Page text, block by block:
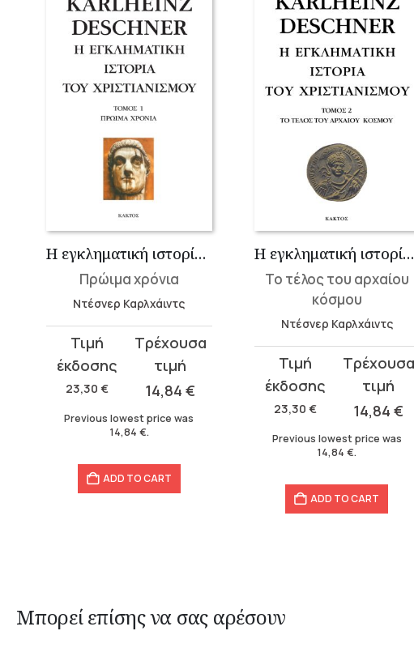
Η εγκληματική ιστορία του χριστιανισμού 1
Πρώιμα χρόνια
Ντέσνερ Καρλχάιντς
23,30€
Original
price
was:
23,30 €.
14,84€
Current
price
14,84 €.
Previous lowest price was
14,84 €.
ADD TO CART
Η εγκληματική ιστορία του χριστιανισμού 2
Το τέλος του αρχαίου
κόσμου
Ντέσνερ Καρλχάιντς
23,30€
Original
price
was:
23,30 €.
14,84€
Current
price
14,84 €.
Previous lowest price was
14,84€.
ADD TO CART
Μπορεί επίσης να σας αρέσουν